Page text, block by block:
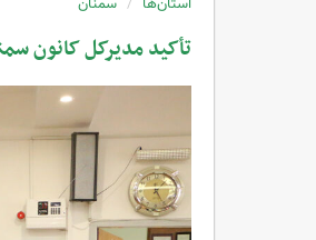
تأکید مدیرکل کانون